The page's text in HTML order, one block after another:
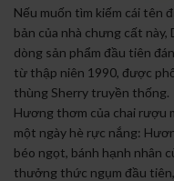
Nếu muốn tìm kiếm cái tên
bản của nhà chưng cất này,
dòng sản phẩm đầu tiên
từ thập niên 1990, được
thùng Sherry truyền thống.
Hương thơm của chai rượu
một ngày hè rực nắng:
béo ngọt, bánh hạnh nhân
thưởng thức ngụm đầu